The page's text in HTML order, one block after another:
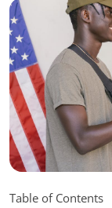
Table of Contents